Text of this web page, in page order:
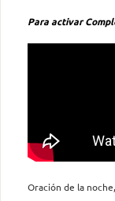
Para activar
Oración de la